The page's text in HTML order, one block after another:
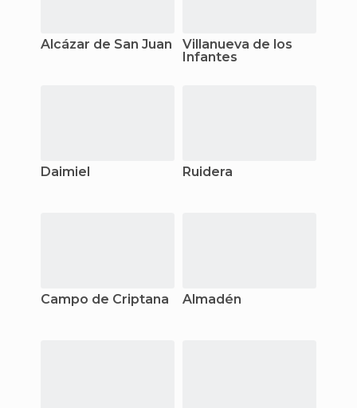
Alcázar de San Juan
Villanueva de los
Infantes
Daimiel Ruidera
Campo de Criptana Almadén